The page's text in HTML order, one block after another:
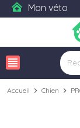
Mon véto
view_headline
Accueil chevron_right Chien chevron_right